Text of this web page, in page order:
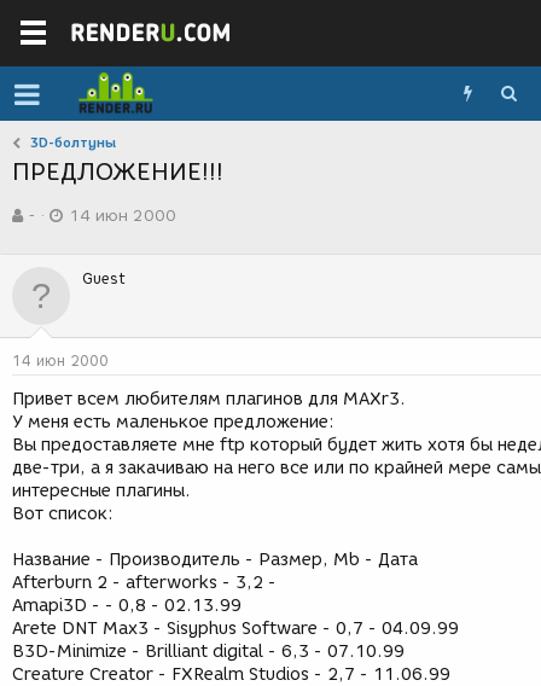
3D-болтуны
ПРЕДЛОЖЕНИЕ!!!
в
р
м
-
а
д
н
и
я
14 июн 2000
Guest
14 июн 2000
Привет всем любителям плагинов для MAXr3.
У меня есть маленькое предложение:
Вы предоставляете мне ftp который будет жить хотя бы
две-три, а я закачиваю на него все или по крайней мере
интересные плагины.
Вот список:
Название - Производитель - Размер, Mb - Дата
Afterburn 2 - afterworks - 3,2 -
Amapi3D - - 0,8 - 02.13.99
Arete DNT Max3 - Sisyphus Software - 0,7 - 04.09.99
B3D-Minimize - Brilliant digital - 6,3 - 07.10.99
Creature Creator - FXRealm Studios - 2,7 - 11.06.99